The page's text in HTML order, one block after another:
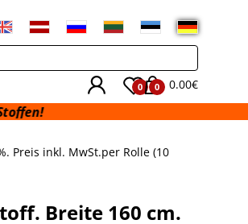
0 0 0.00€
Preis inkl. MwSt.per Rolle (10
Breite 160 cm.